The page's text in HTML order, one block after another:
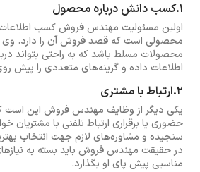
1.کسب دانش درباره محصول
اولین مسئولیت مهندس فروش کسب اطلاعات
محصولی است که قصد فروش آن را دارد. وی
محصولات مسلط باشد که به راحتی بتواند
اطلاعات داده و گزینه‌های متعددی را پیش
2.ارتباط با مشتری
یکی دیگر از وظایف مهندس فروش این است
حضوری یا برقراری ارتباط تلفنی با مشتریان
سنجیده و مشاوره‌های لازم جهت انتخاب
در حقیقت مهندس فروش باید بسته به
مناسبی پیش پای او بگذارد.